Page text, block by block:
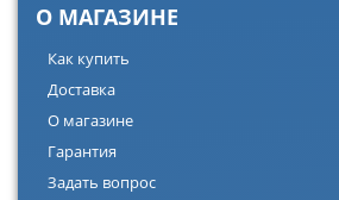
О МАГАЗИНЕ
Как купить
Доставка
О магазине
Гарантия
Задать вопрос